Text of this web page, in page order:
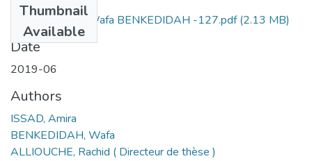
Thumbnail
Available
Amira ISSAD + Wafa BENKEDIDAH -127.pdf(2.13 MB)
Date
2019-06
Authors
ISSAD, Amira
BENKEDIDAH, Wafa
ALLIOUCHE, Rachid ( Directeur de thèse )